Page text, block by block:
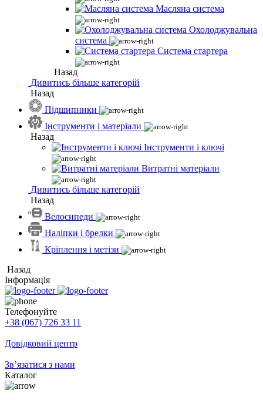
Масляна система
Охолоджувальна
система
Система стартера
Назад
Дивитись більше категорій
Назад
Підшипники
Інструменти і матеріали
Назад
Інструменти і ключі
Витратні матеріали
Дивитись більше категорій
Назад
Велосипеди
Наліпки і брелки
Кріплення і метізи
Назад
Інформація
Телефонуйте
+38 (067) 726 33 11
Довідковий центр
Зв’язатися з нами
Каталог